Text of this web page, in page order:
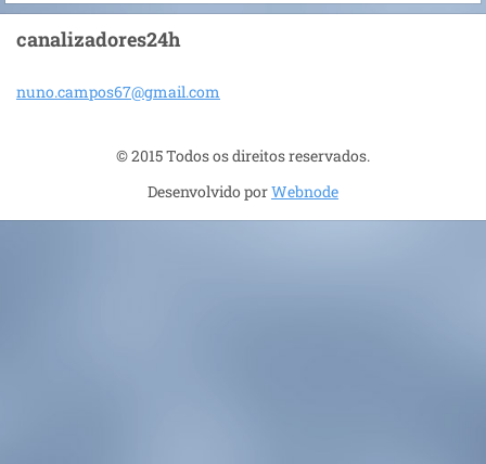
canalizadores24h
nuno.campos67@gmail.com
© 2015 Todos os direitos reservados.
Desenvolvido porWebnode